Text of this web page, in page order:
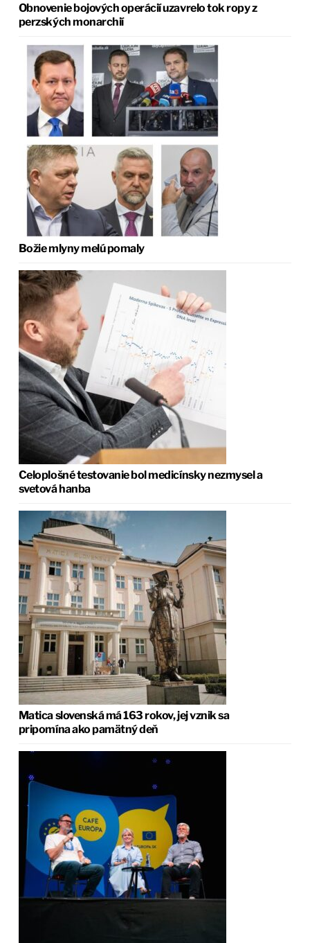
Obnovenie bojových operácií uzavrelo tok ropy z
perzských monarchií
Božie mlyny melú pomaly
Celoplošné testovanie bol medicínsky nezmysel a
svetová hanba
Matica slovenská má 163 rokov, jej vznik sa
pripomína ako pamätný deň